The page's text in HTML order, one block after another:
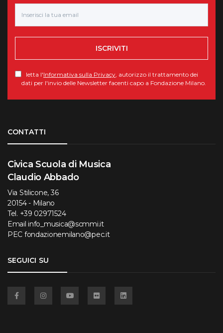
ISCRIVITI
letta l'Informativa sulla Privacy , autorizzo il trattamento dei
dati per l'invio delle Newsletter facenti capo a Fondazione Milano.
CONTATTI
Civica Scuola di Musica
Claudio Abbado
Via Stilicone, 36
20154 - Milano
Tel. +39 02971524
Email info_musica@scmmi.it
PEC fondazionemilano@pec.it
SEGUICI SU